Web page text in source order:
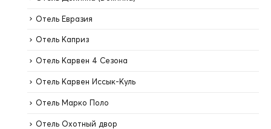
Отель Евразия
Отель Каприз
Отель Карвен 4 Сезона
Отель Карвен Иссык-Куль
Отель Марко Поло
Отель Охотный двор